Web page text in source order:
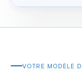
VOTRE MODÈLE